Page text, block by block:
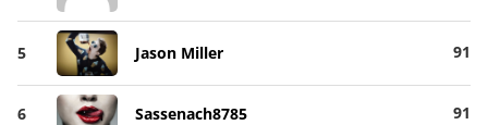
5 Jason Miller 91
6 Sassenach8785 91